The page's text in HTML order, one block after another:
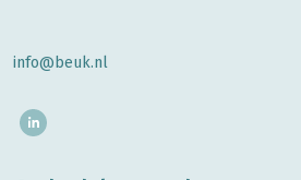
info@beuk.nl